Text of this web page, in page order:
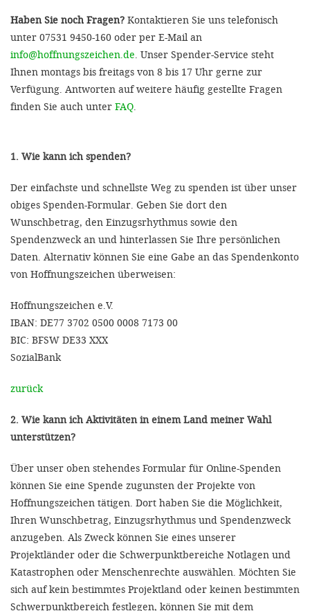
Haben Sie noch Fragen? Kontaktieren Sie uns telefonisch
unter 07531 9450-160 oder per E-Mail an
info@hoffnungszeichen.de. Unser Spender-Service steht
Ihnen montags bis freitags von 8 bis 17 Uhr gerne zur
Verfügung. Antworten auf weitere häufig gestellte Fragen
finden Sie auch unter FAQ.
1. Wie kann ich spenden?
Der einfachste und schnellste Weg zu spenden ist über unser
obiges Spenden-Formular. Geben Sie dort den
Wunschbetrag, den Einzugsrhythmus sowie den
Spendenzweck an und hinterlassen Sie Ihre persönlichen
Daten. Alternativ können Sie eine Gabe an das Spendenkonto
von Hoffnungszeichen überweisen:
Hoffnungszeichen e.V.
IBAN: DE77 3702 0500 0008 7173 00
BIC: BFSW DE33 XXX
SozialBank
zurück
2. Wie kann ich Aktivitäten in einem Land meiner Wahl
unterstützen?
Über unser oben stehendes Formular für Online-Spenden
können Sie eine Spende zugunsten der Projekte von
Hoffnungszeichen tätigen. Dort haben Sie die Möglichkeit,
Ihren Wunschbetrag, Einzugsrhythmus und Spendenzweck
anzugeben. Als Zweck können Sie eines unserer
Projektländer oder die Schwerpunktbereiche Notlagen und
Katastrophen oder Menschenrechte auswählen. Möchten Sie
sich auf kein bestimmtes Projektland oder keinen bestimmten
Schwerpunktbereich festlegen, können Sie mit dem